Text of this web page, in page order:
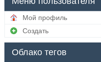
Мой профиль
Создать
Облако тегов